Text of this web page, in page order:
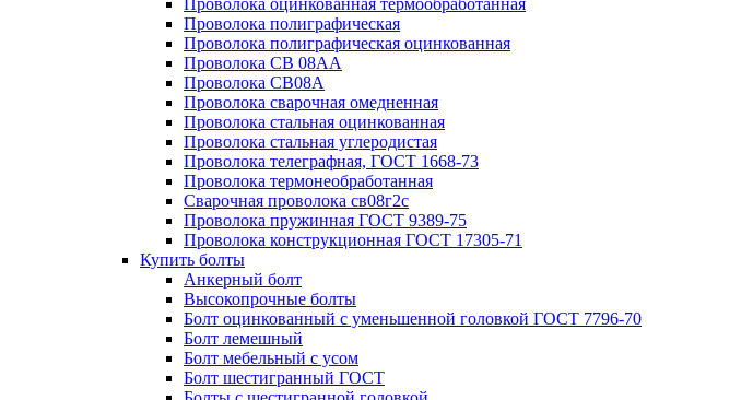
Проволока оцинкованная термообработанная
Проволока полиграфическая
Проволока полиграфическая оцинкованная
Проволока СВ 08АА
Проволока СВ08А
Проволока сварочная омедненная
Проволока стальная оцинкованная
Проволока стальная углеродистая
Проволока телеграфная, ГОСТ 1668-73
Проволока термонеобработанная
Сварочная проволока св08г2с
Проволока пружинная ГОСТ 9389-75
Проволока конструкционная ГОСТ 17305-71
Купить болты
Анкерный болт
Высокопрочные болты
Болт оцинкованный с уменьшенной головкой ГОСТ 7796-70
Болт лемешный
Болт мебельный с усом
Болт шестигранный ГОСТ